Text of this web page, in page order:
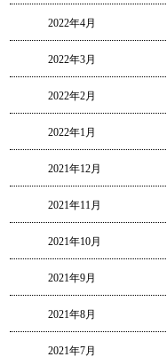
2022年4月
2022年3月
2022年2月
2022年1月
2021年12月
2021年11月
2021年10月
2021年9月
2021年8月
2021年7月